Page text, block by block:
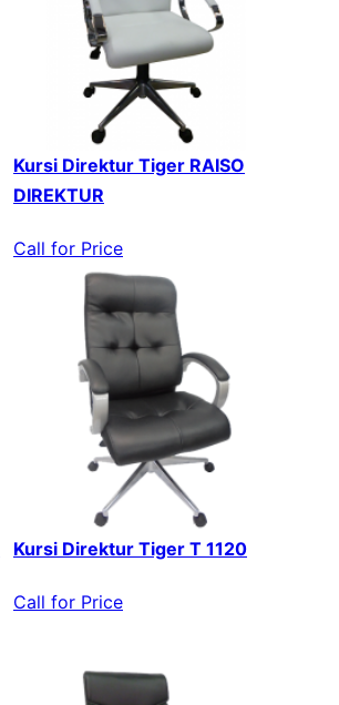
Kursi Direktur Tiger RAISO
DIREKTUR
Call for Price
Kursi Direktur Tiger T 1120
Call for Price